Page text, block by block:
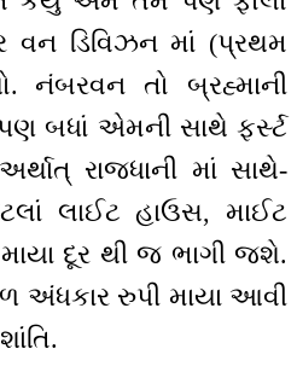
ડિવિઝન માં (પ્રથમ
નંબરવન તો બ્રહ્માની
બધાં એમની સાથે ફર્સ્ટ
રાજધાની માં સાથે-
લાઈટ હાઉસ, માઈટ
દૂર થી જ ભાગી જશે.
અંધકાર રુપી માયા આવી